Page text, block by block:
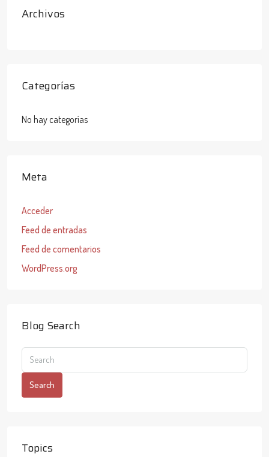
Archivos
Categorías
No hay categorías
Meta
Acceder
Feed de entradas
Feed de comentarios
WordPress.org
Blog Search
Search
Topics